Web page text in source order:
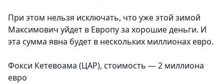
При этом нельзя исключать, что уже этой зимой
Максимович уйдет в Европу за хорошие деньги. И
эта сумма явна будет в нескольких миллионах евро.
Фокси Кетевоама (ЦАР), стоимость — 2 миллиона
евро